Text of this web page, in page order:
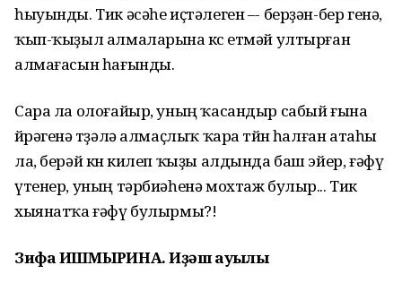
һыуынды. Тик әсәһе иҫтәлеген –- берҙән-бер генә,
ҡып-ҡыҙыл алмаларына көсө етмәй ултырған
алмағасын һағынды.
Сара ла олоғайыр, уның ҡасандыр сабый ғына
йөрәгенә төҙәлә алмаҫлыҡ ҡара төйөн һалған атаһы
ла, берәй көн килеп ҡыҙы алдында баш эйер, ғәфү
үтенер, уның тәрбиәһенә мохтаж булыр... Тик
хыянатҡа ғәфү булырмы?!
Зифа ИШМЫРҘИНА. Иҙәш ауылы